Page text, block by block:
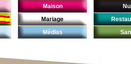
Maison
Mariage
Médias